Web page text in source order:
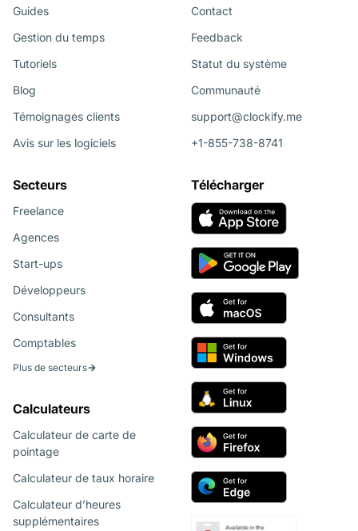
Guides
Gestion du temps
Tutoriels
Blog
Témoignages clients
Avis sur les logiciels
Secteurs
Freelance
Agences
Start-ups
Développeurs
Consultants
Comptables
Plus de secteurs
Calculateurs
Calculateur de carte de
pointage
Calculateur de taux horaire
Calculateur d’heures
supplémentaires
Contact
Feedback
Statut du système
Communauté
support@clockify.me
+1-855-738-8741
Télécharger